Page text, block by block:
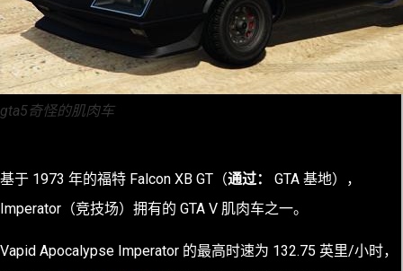
gta5奇怪的肌肉车
基于 1973 年的福特 Falcon XB GT（通过：
GTA 基地），
Imperator（竞技场）拥有的 GTA V 肌肉车之一。
Vapid Apocalypse Imperator 的最高时速为 132.75 英里/小时，